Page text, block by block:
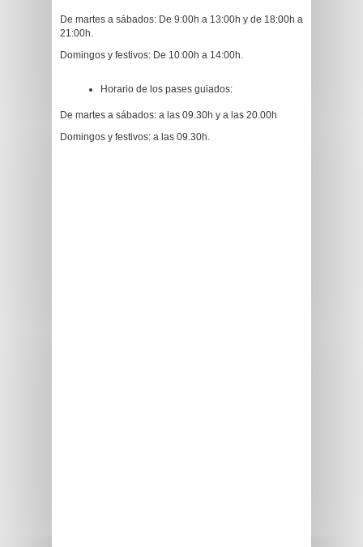
De martes a sábados: De 9:00h a 13:00h y de 18:00h a
21:00h.
Domingos y festivos: De 10:00h a 14:00h.
Horario de los pases guiados:
De martes a sábados: a las 09.30h y a las 20.00h
Domingos y festivos: a las 09.30h.